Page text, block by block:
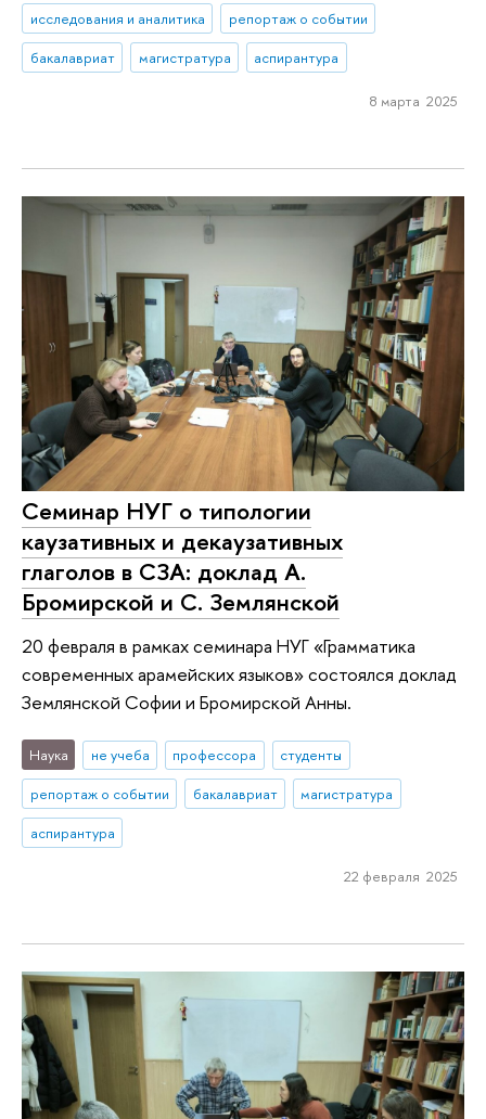
исследования и аналитика
репортаж о событии
бакалавриат
магистратура аспирантура
8 марта 2025
Семинар НУГ о типологии
каузативных и декаузативных
глаголов в СЗА: доклад А.
Бромирской и С. Землянской
20 февраля в рамках семинара НУГ «Грамматика
современных арамейских языков» состоялся доклад
Землянской Софии и Бромирской Анны.
Наука не учеба профессора
студенты
репортаж о событии
бакалавриат
магистратура
аспирантура
22 февраля 2025